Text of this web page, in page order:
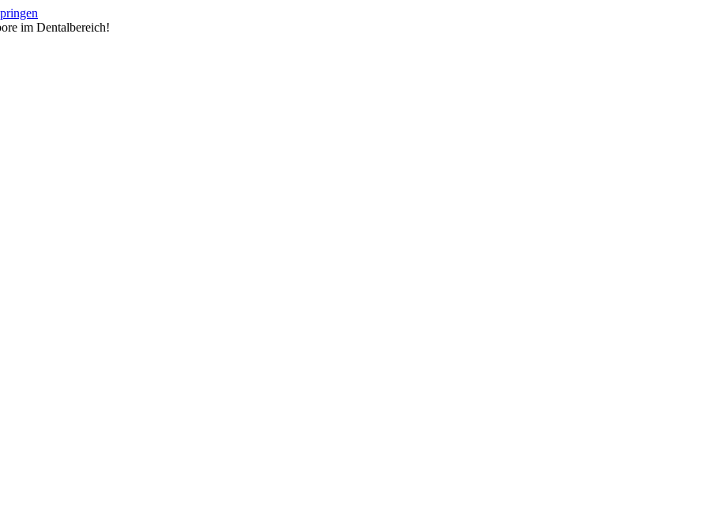
im Dentalbereich!